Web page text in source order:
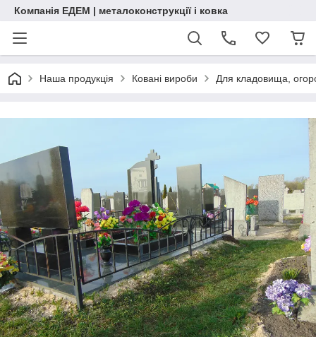
Компанія ЕДЕМ | металоконструкції і ковка
Наша продукція Ковані вироби Для кладовища,